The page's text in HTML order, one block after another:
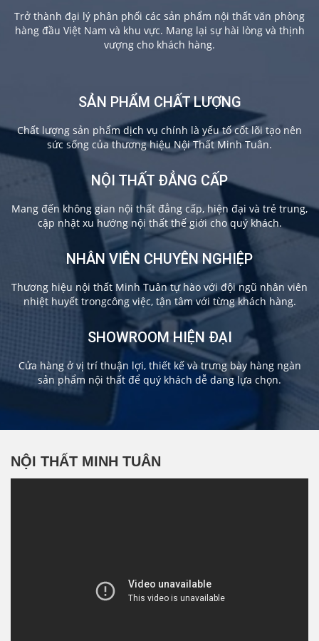
Trở thành đại lý phân phối các sản phẩm nội thất văn phòng
hàng đầu Việt Nam và khu vực. Mang lại sự hài lòng và thịnh
vượng cho khách hàng.
SẢN PHẨM CHẤT LƯỢNG
Chất lượng sản phẩm dịch vụ chính là yếu tố cốt lõi tạo nên
sức sống của thương hiệu Nội Thất Minh Tuân.
NỘI THẤT ĐẲNG CẤP
Mang đến không gian nội thất đẳng cấp, hiện đại và trẻ trung,
cập nhật xu hướng nội thất thế giới cho quý khách.
NHÂN VIÊN CHUYÊN NGHIỆP
Thương hiệu nội thất Minh Tuân tự hào với đội ngũ nhân viên
nhiệt huyết trongcông việc, tận tâm với từng khách hàng.
SHOWROOM HIỆN ĐẠI
Cửa hàng ở vị trí thuận lợi, thiết kế và trưng bày hàng ngàn
sản phẩm nội thất để quý khách dễ dang lựa chọn.
NỘI THẤT MINH TUÂN